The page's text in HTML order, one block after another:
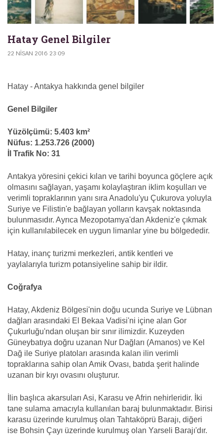
Hatay Genel Bilgiler
22 NISAN 2016 23:09
Hatay - Antakya hakkında genel bilgiler
Genel Bilgiler
Yüzölçümü: 5.403 km²
Nüfus: 1.253.726 (2000)
İl Trafik No: 31
Antakya yöresini çekici kılan ve tarihi boyunca göçlere açık
olmasını sağlayan, yaşamı kolaylaştıran iklim koşulları ve
verimli topraklarının yanı sıra Anadolu'yu Çukurova yoluyla
Suriye ve Filistin'e bağlayan yolların kavşak noktasında
bulunmasıdır. Ayrıca Mezopotamya'dan Akdeniz'e çıkmak
için kullanılabilecek en uygun limanlar yine bu bölgededir.
Hatay, inanç turizmi merkezleri, antik kentleri ve
yaylalarıyla turizm potansiyeline sahip bir ildir.
Coğrafya
Hatay, Akdeniz Bölgesi'nin doğu ucunda Suriye ve Lübnan
dağları arasındaki El Bekaa Vadisi'ni içine alan Gor
Çukurluğu'ndan oluşan bir sınır ilimizdir. Kuzeyden
Güneybatıya doğru uzanan Nur Dağları (Amanos) ve Kel
Dağ ile Suriye platoları arasında kalan ilin verimli
topraklarına sahip olan Amik Ovası, batıda şerit halinde
uzanan bir kıyı ovasını oluşturur.
İlin başlıca akarsuları Asi, Karasu ve Afrin nehirleridir. İki
tane sulama amacıyla kullanılan baraj bulunmaktadır. Birisi
karasu üzerinde kurulmuş olan Tahtaköprü Barajı, diğeri
ise Bohsin Çayı üzerinde kurulmuş olan Yarseli Barajı'dır.